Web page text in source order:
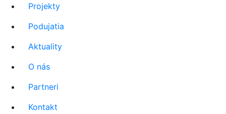
Projekty
Podujatia
Aktuality
O nás
Partneri
Kontakt